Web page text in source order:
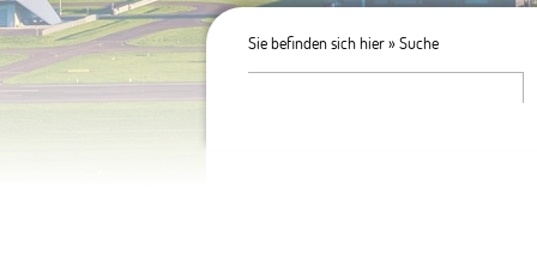
Sie befinden sich hier » Suche